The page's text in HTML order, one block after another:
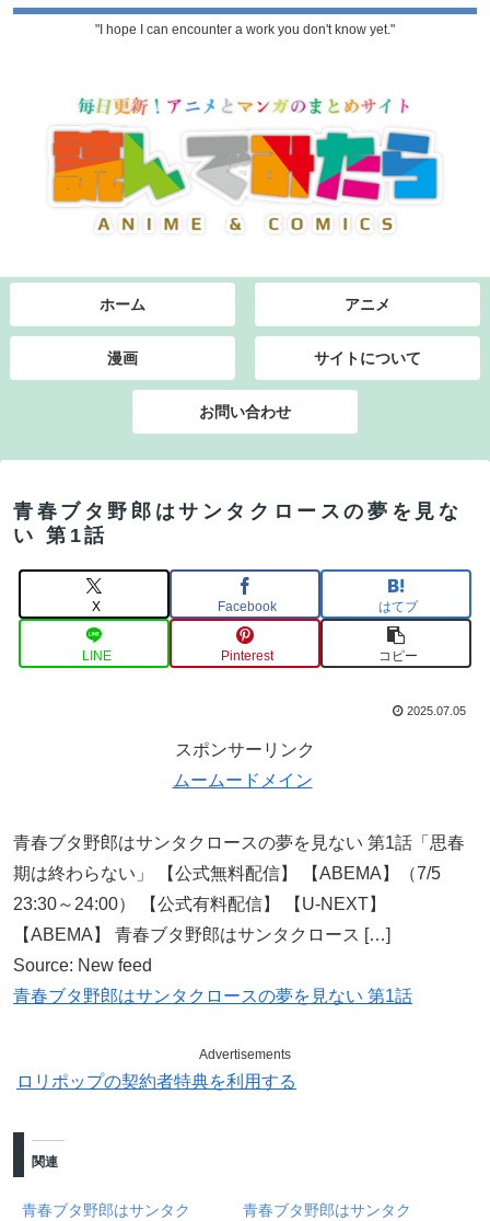
"I hope I can encounter a work you don't know yet."
ホーム アニメ
漫画 サイトについて
お問い合わせ
青春ブタ野郎はサンタクロースの夢を見な
い 第1話
X Facebook はてブ
LINE Pinterest コピー
2025.07.05
スポンサーリンク
ムームードメイン
青春ブタ野郎はサンタクロースの夢を見ない 第1話「思春
期は終わらない」 【公式無料配信】 【ABEMA】（7/5
23:30～24:00） 【公式有料配信】 【U-NEXT】
【ABEMA】 青春ブタ野郎はサンタクロース […]
Source: New feed
青春ブタ野郎はサンタクロースの夢を見ない 第1話
Advertisements
ロリポップの契約者特典を利用する
関連
青春ブタ野郎はサンタク
青春ブタ野郎はサンタク